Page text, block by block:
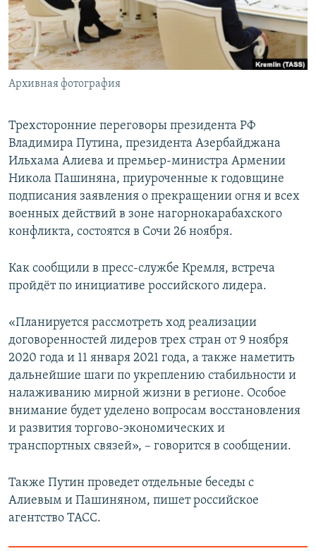
СПОРТ
МИР
БЛОГИ
ГОЛОСА
ЧИТАЕМ ПРЕССУ
АРХИВ РАДИОПРОГРАММЫ
Все сайты РСЕ/РС
Архивная фотография
Трехсторонние переговоры президента РФ
Владимира Путина, президента Азербайджана
Ильхама Алиева и премьер-министра Армении
Никола Пашиняна, приуроченные к годовщине
подписания заявления о прекращении огня и всех
военных действий в зоне нагорнокарабахского
конфликта, состоятся в Сочи 26 ноября.
Как сообщили в пресс-службе Кремля, встреча
пройдёт по инициативе российского лидера.
«Планируется рассмотреть ход реализации
договоренностей лидеров трех стран от 9 ноября
2020 года и 11 января 2021 года, а также наметить
дальнейшие шаги по укреплению стабильности и
налаживанию мирной жизни в регионе. Особое
внимание будет уделено вопросам восстановления
и развития торгово-экономических и
транспортных связей», – говорится в сообщении.
Также Путин проведет отдельные беседы с
Алиевым и Пашиняном, пишет российское
агентство ТАСС.